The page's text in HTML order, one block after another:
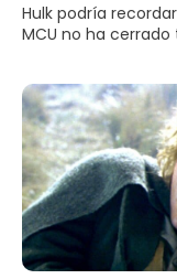
Hulk podría
MCU no ha